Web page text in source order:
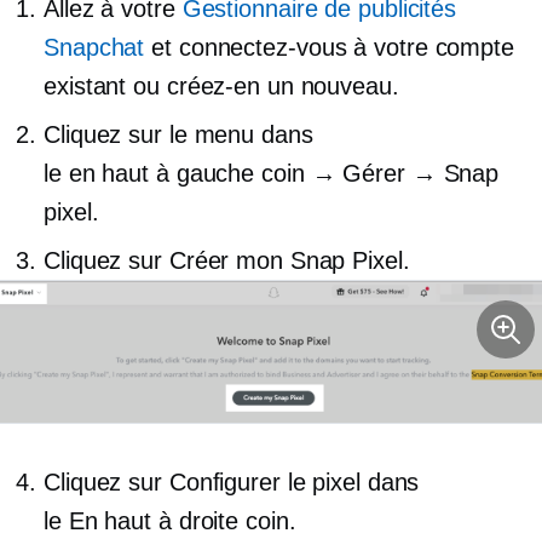
Allez à votre Gestionnaire de publicités
Snapchat et connectez-vous à votre compte
existant ou créez-en un nouveau.
Cliquez sur le menu dans
le en haut à gauche coin → Gérer → Snap
pixel.
Cliquez sur Créer mon Snap Pixel.
Cliquez sur Configurer le pixel dans
le En haut à droite coin.